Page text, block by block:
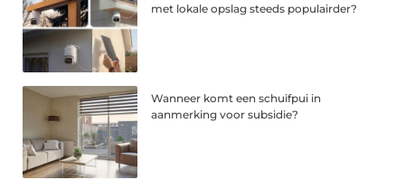
met lokale opslag steeds populairder?
Wanneer komt een schuifpui in
aanmerking voor subsidie?